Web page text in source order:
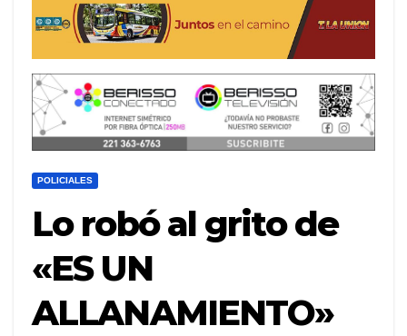
POLICIALES
Lo robó al grito de
«ES UN
ALLANAMIENTO»